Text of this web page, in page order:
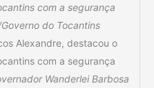
com a segurança
do Tocantins
Alexandre, destacou o
com a segurança
Wanderlei Barbosa